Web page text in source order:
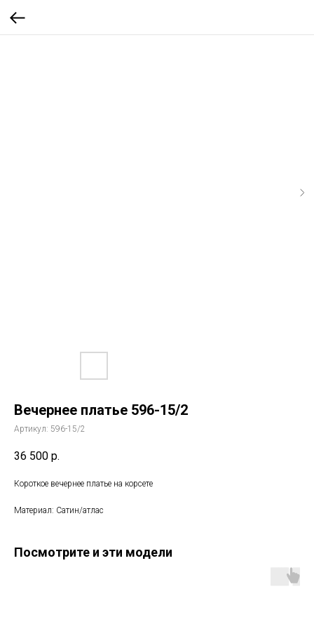
Вечернее платье 596-15/2
Артикул: 596-15/2
36 500 р.
Короткое вечернее платье на корсете
Материал: Сатин/атлас
Посмотрите и эти модели